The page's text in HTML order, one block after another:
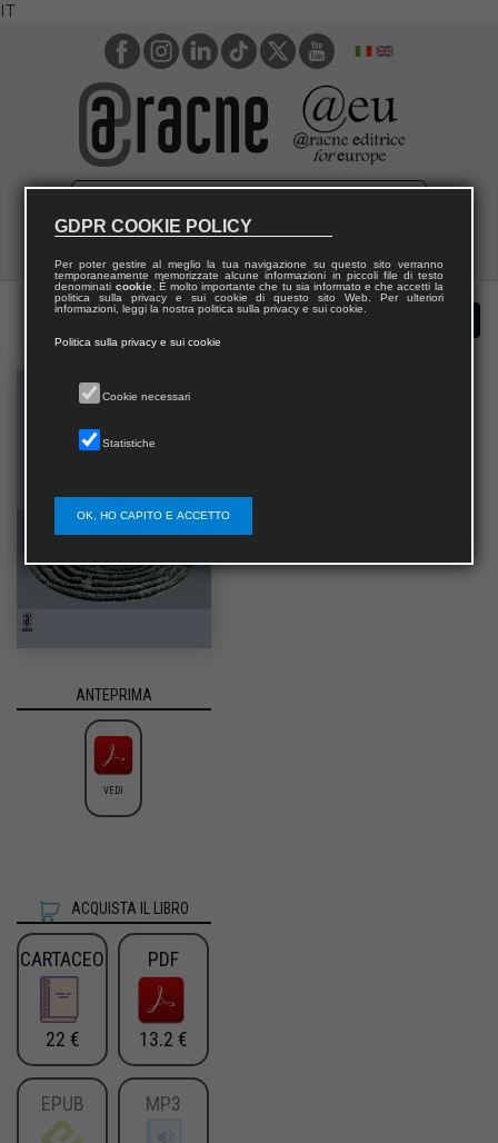
IT
ANTEPRIMA
VEDI
ACQUISTA IL LIBRO
CARTACEO
22 €
PDF
13.2 €
EPUB MP3
GDPR COOKIE POLICY
Per poter gestire al meglio la tua navigazione su questo sito verranno
temporaneamente memorizzate alcune informazioni in piccoli file di testo
denominati cookie. È molto importante che tu sia informato e che accetti la
politica sulla privacy e sui cookie di questo sito Web. Per ulteriori
informazioni, leggi la nostra politica sulla privacy e sui cookie.
Politica sulla privacy e sui cookie
Cookie necessari
Statistiche
OK, HO CAPITO E ACCETTO